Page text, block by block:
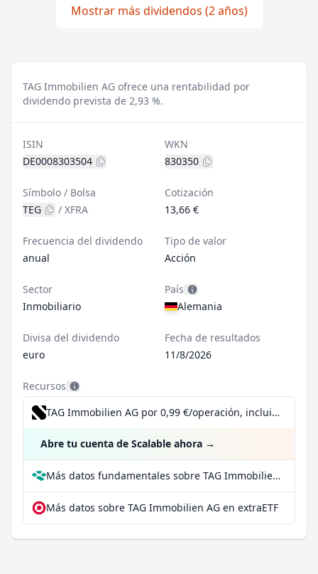
Mostrar más dividendos (2 años)
TAG Immobilien AG ofrece una rentabilidad por
dividendo prevista de 2,93 %.
ISIN
DE0008303504
WKN
830350
Símbolo / Bolsa
TEG
/ XFRA
Cotización
13,66 €
Frecuencia del dividendo
anual
Tipo de valor
Acción
Sector
Inmobiliario
País
Alemania
Divisa del dividendo
euro
Fecha de resultados
11/8/2026
Recursos
TAG Immobilien AG por 0,99 €/operación, incluido el Dividend Reinvestment Plan
Abre tu cuenta de Scalable ahora →
Más datos fundamentales sobre TAG Immobilien AG en Parqet
Más datos sobre TAG Immobilien AG en extraETF